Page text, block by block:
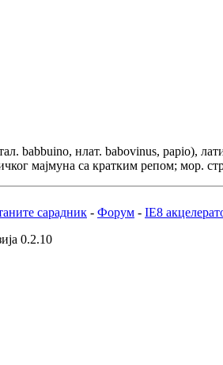
babbuino, нлат. babovinus, papio),
мајмуна са кратким репом; мор.
сарадник - Форум - IE8
0.2.10